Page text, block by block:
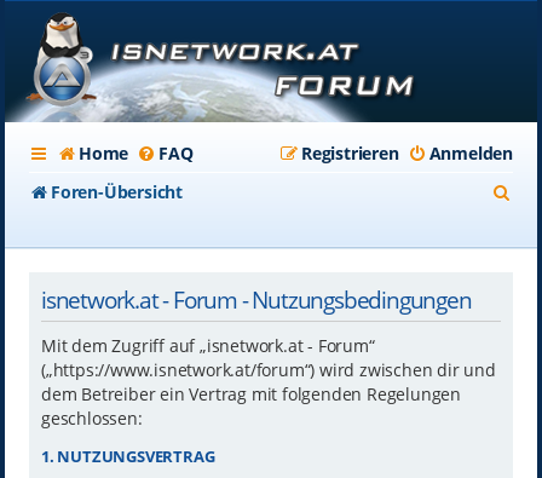
Home FAQ Anmelden
Registrieren
Foren-Übersicht
isnetwork.at - Forum - Nutzungsbedingungen
Mit dem Zugriff auf „isnetwork.at - Forum“
(„https://www.isnetwork.at/forum“) wird zwischen dir und
dem Betreiber ein Vertrag mit folgenden Regelungen
geschlossen:
1. NUTZUNGSVERTRAG